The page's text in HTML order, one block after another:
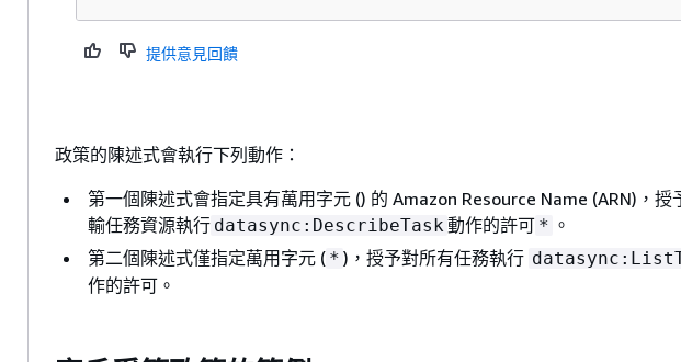
提供意見回饋
政策的陳述式會執行下列動作：
第一個陳述式會指定具有萬用字元 () 的 Amazon Resource Name (ARN)，授
輸任務資源執行 datasync:DescribeTask動作的許可 * 。
第二個陳述式僅指定萬用字元 ( * )，授予對所有任務執行
作的許可。